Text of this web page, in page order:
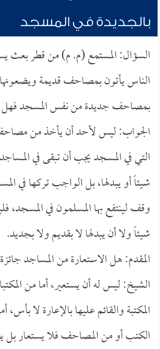
بالجديدة في المسجد
السؤال: المستمع (م. م) من قطر
الناس يأتون بمصاحف قديمة ويضعونها
بمصاحف جديدة من نفس المسجد فهل
الجواب: ليس لأحد أن يأخذ من
التي في المسجد يجب أن تبقى في
شيئاً أو يبدلها، بل الواجب تركها في
وقف لينتفع بها المسلمون في المسجد،
شيئاً ولا أن يبدلها لا بقديم ولا بجديد.
المقدم: هل الاستعارة من المساجد
الشيخ: ليس له أن يستعير، أما من
المكتبة والقائم عليها بالإعارة لا
الكتب أو من المصاحف فلا يستعار بل